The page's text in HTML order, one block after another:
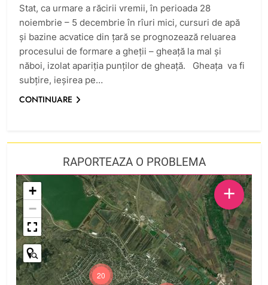
Stat, ca urmare a răcirii vremii, în perioada 28
noiembrie – 5 decembrie în rîuri mici, cursuri de apă
și bazine acvatice din ţară se prognozează reluarea
procesului de formare a gheţii – gheaţă la mal şi
năboi, izolat apariția punților de gheață. Gheața va fi
subțire, ieșirea pe…
CONTINUARE
RAPORTEAZA O PROBLEMA
20
+
−
+